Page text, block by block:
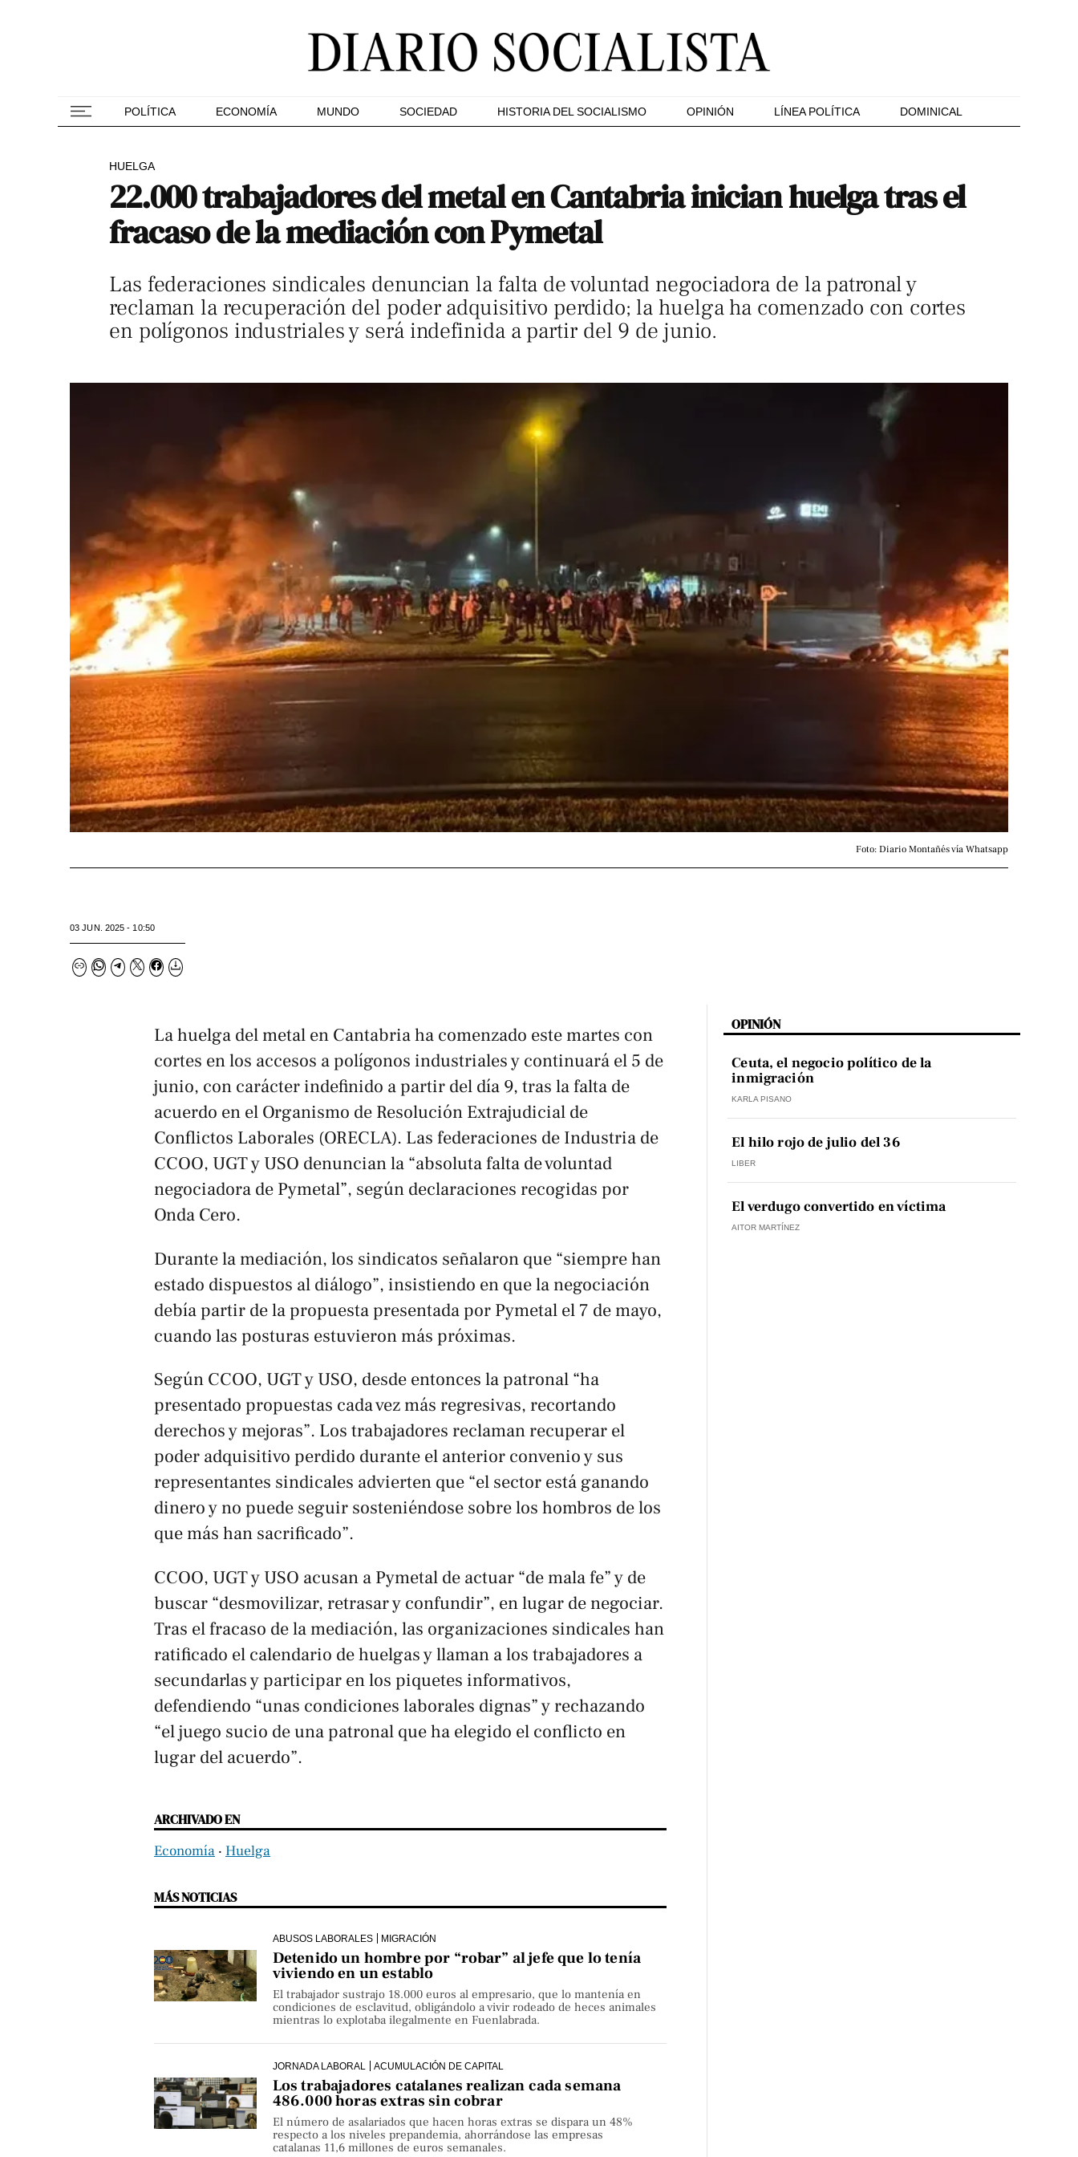
POLÍTICA ECONOMÍA MUNDO SOCIEDAD HISTORIA DEL SOCIALISMO OPINIÓN LÍNEA POLÍTICA DOMINICAL
HUELGA
22.000 trabajadores del metal en Cantabria inician huelga tras el
fracaso de la mediación con Pymetal
Las federaciones sindicales denuncian la falta de voluntad negociadora de la patronal y
reclaman la recuperación del poder adquisitivo perdido; la huelga ha comenzado con cortes
en polígonos industriales y será indefinida a partir del 9 de junio.
Foto: Diario Montañés vía Whatsapp
03 JUN. 2025 - 10:50
La huelga del metal en Cantabria ha comenzado este martes con
cortes en los accesos a polígonos industriales y continuará el 5 de
junio, con carácter indefinido a partir del día 9, tras la falta de
acuerdo en el Organismo de Resolución Extrajudicial de
Conflictos Laborales (ORECLA). Las federaciones de Industria de
CCOO, UGT y USO denuncian la “absoluta falta de voluntad
negociadora de Pymetal”, según declaraciones recogidas por
Onda Cero.
Durante la mediación, los sindicatos señalaron que “siempre han
estado dispuestos al diálogo”, insistiendo en que la negociación
debía partir de la propuesta presentada por Pymetal el 7 de mayo,
cuando las posturas estuvieron más próximas.
Según CCOO, UGT y USO, desde entonces la patronal “ha
presentado propuestas cada vez más regresivas, recortando
derechos y mejoras”. Los trabajadores reclaman recuperar el
poder adquisitivo perdido durante el anterior convenio y sus
representantes sindicales advierten que “el sector está ganando
dinero y no puede seguir sosteniéndose sobre los hombros de los
que más han sacrificado”.
CCOO, UGT y USO acusan a Pymetal de actuar “de mala fe” y de
buscar “desmovilizar, retrasar y confundir”, en lugar de negociar.
Tras el fracaso de la mediación, las organizaciones sindicales han
ratificado el calendario de huelgas y llaman a los trabajadores a
secundarlas y participar en los piquetes informativos,
defendiendo “unas condiciones laborales dignas” y rechazando
“el juego sucio de una patronal que ha elegido el conflicto en
lugar del acuerdo”.
ARCHIVADO EN
Economía ‧ Huelga
MÁS NOTICIAS
ABUSOS LABORALES MIGRACIÓN
Detenido un hombre por “robar” al jefe que lo tenía
viviendo en un establo
El trabajador sustrajo 18.000 euros al empresario, que lo mantenía en
condiciones de esclavitud, obligándolo a vivir rodeado de heces animales
mientras lo explotaba ilegalmente en Fuenlabrada.
JORNADA LABORAL ACUMULACIÓN DE CAPITAL
Los trabajadores catalanes realizan cada semana
486.000 horas extras sin cobrar
El número de asalariados que hacen horas extras se dispara un 48%
respecto a los niveles prepandemia, ahorrándose las empresas
catalanas 11,6 millones de euros semanales.
OPINIÓN
Ceuta, el negocio político de la
inmigración
KARLA PISANO
El hilo rojo de julio del 36
LIBER
El verdugo convertido en víctima
AITOR MARTÍNEZ